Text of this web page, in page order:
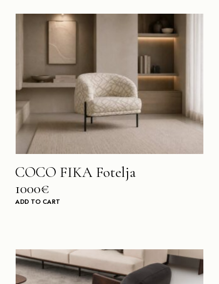
COCO FIKA Fotelja
1000€
ADD TO CART